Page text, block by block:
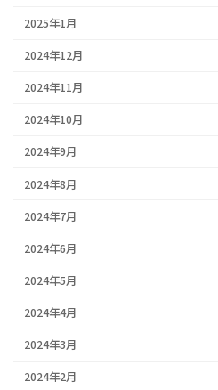
2025年1月
2024年12月
2024年11月
2024年10月
2024年9月
2024年8月
2024年7月
2024年6月
2024年5月
2024年4月
2024年3月
2024年2月